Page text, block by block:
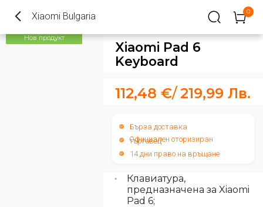
Xiaomi Bulgaria 0
Нов продукт
Xiaomi Pad 6
Keyboard
112,48 €/219,99 Лв.
Бърза доставка
Официален оторизиран
търговец
14 дни право на връщане
Клавиатура,
предназначена за Xiaomi
Pad 6;